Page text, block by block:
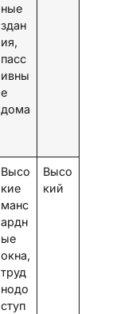
ные
здан
ия,
пасс
ивны
е
дома
Высо
кие
манс
ардн
ые
окна,
труд
нодо
ступ
Высо
кий